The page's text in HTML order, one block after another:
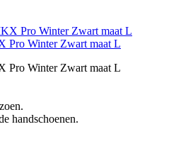
Pro Winter Zwart maat L
Pro Winter Zwart maat L
handschoenen.